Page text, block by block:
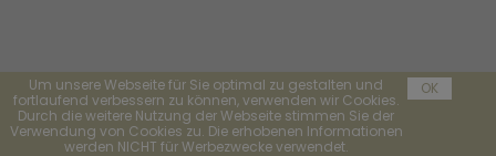
Um unsere Webseite für Sie optimal zu gestalten und
fortlaufend verbessern zu können, verwenden wir Cookies.
Durch die weitere Nutzung der Webseite stimmen Sie der
Verwendung von Cookies zu. Die erhobenen Informationen
werden NICHT für Werbezwecke verwendet.
OK